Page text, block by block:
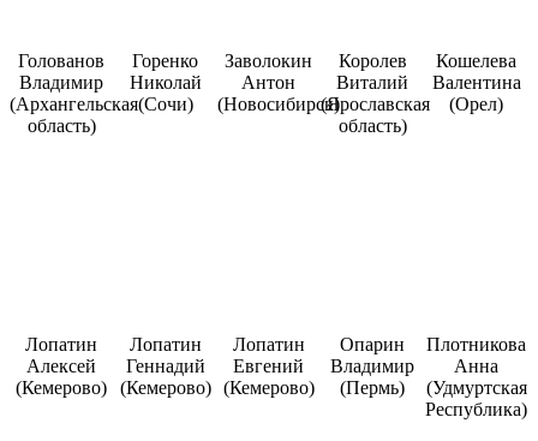
Голованов
Владимир
(Архангельская
область)
Горенко
Николай
(Сочи)
Заволокин
Антон
(Новосибирск)
Королев
Виталий
(Ярославская
область)
Кошелева
Валентина
(Орел)
Лопатин
Алексей
(Кемерово)
Лопатин
Геннадий
(Кемерово)
Лопатин
Евгений
(Кемерово)
Опарин
Владимир
(Пермь)
Плотникова
Анна
(Удмуртская
Республика)